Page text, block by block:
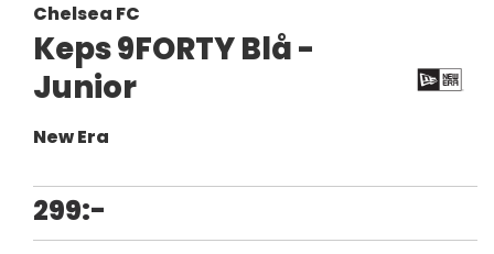
Chelsea FC
Keps 9FORTY Blå -
Junior
New Era
299:-